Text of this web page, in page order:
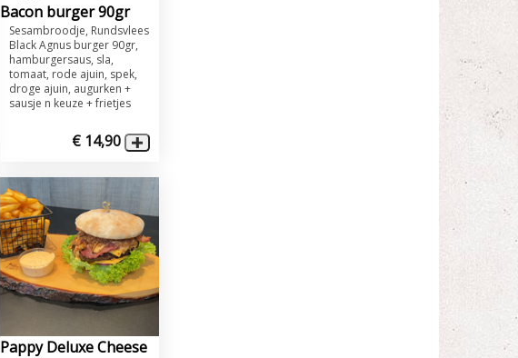
Bacon burger 90gr
Sesambroodje, Rundsvlees
Black Agnus burger 90gr,
hamburgersaus, sla,
tomaat, rode ajuin, spek,
droge ajuin, augurken +
sausje n keuze + frietjes
€ 14,90
Pappy Deluxe Cheese